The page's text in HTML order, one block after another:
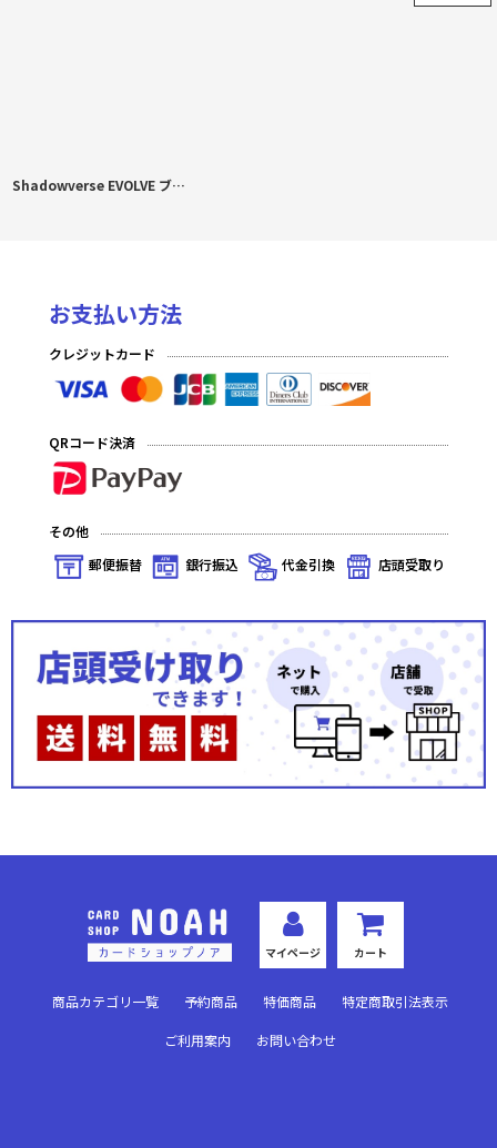
Shadowverse EVOLVE ブースターパック「Over the Calamity/オーバー・ザ・カラミティ」 BOX
お支払い方法
クレジットカード
QRコード決済
その他
郵便振替
銀行振込 代金引換 店頭受取り
マイページ カート
商品カテゴリ一覧 予約商品 特価商品 特定商取引法表示
ご利用案内 お問い合わせ